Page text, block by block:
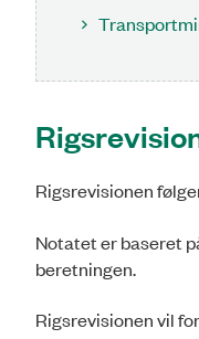
Rigsrevisionen
Notatet er baseret
beretningen.
Rigsrevisionen vil